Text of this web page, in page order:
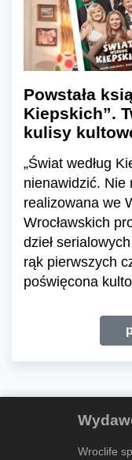
Powstała
Kiepskich”.
kulisy
„Świat według
nienawidzić. Nie
realizowana we
Wrocławskich
dzieł
rąk pierwszych
poświęcona
Wroclife